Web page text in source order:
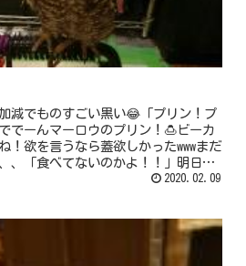
減でものすごい黒い😂「プリン！プ
でーんマーロウのプリン！🍮ビーカ
！欲を言うなら蓋欲しかったwwwまだ
、「食べてないのかよ！！」明日昼
2020.02.09